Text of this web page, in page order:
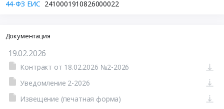
44-ФЗ ЕИС 2410001910826000022
Документация
19.02.2026
Контракт от 18.02.2026 №2-2026
Уведомление 2-2026
Извещение (печатная форма)